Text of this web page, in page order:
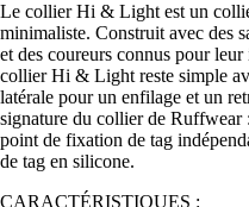
Le collier Hi & Light est un
minimaliste. Construit avec des
et des coureurs connus pour
collier Hi & Light reste simple
latérale pour un enfilage et un
signature du collier de Ruffwear
point de fixation de tag
de tag en silicone.
CARACTÉRISTIQUES :